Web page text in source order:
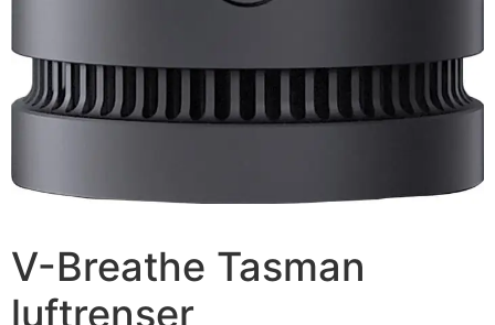
V-Breathe Tasman
luftrenser